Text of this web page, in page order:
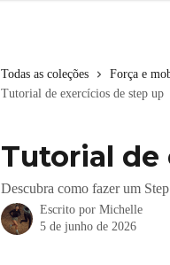
Todas as coleções Força e
Tutorial de exercícios de step up
Tutorial de
Descubra como fazer um
Escrito por Michelle
5 de junho de 2026